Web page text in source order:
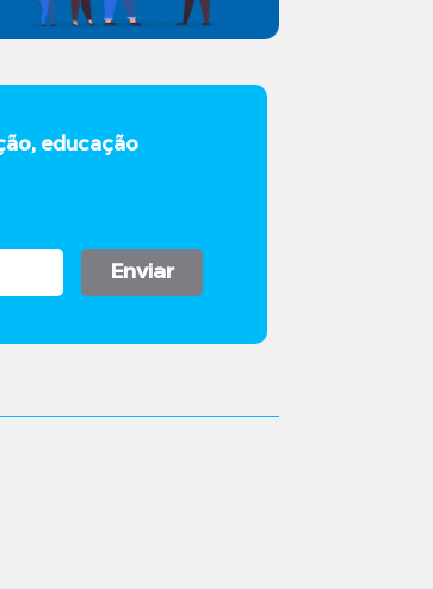
educação
Enviar